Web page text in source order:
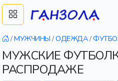
/МУЖЧИНЫ /ОДЕЖДА/
МУЖСКИЕ
РАСПРОДАЖЕ